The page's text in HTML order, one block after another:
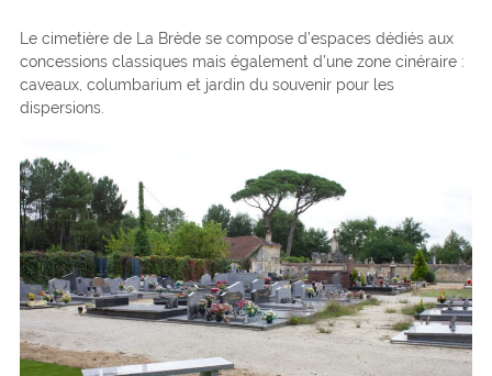
Le cimetière de La Brède se compose d’espaces dédiés aux
concessions classiques mais également d’une zone cinéraire :
caveaux, columbarium et jardin du souvenir pour les
dispersions.